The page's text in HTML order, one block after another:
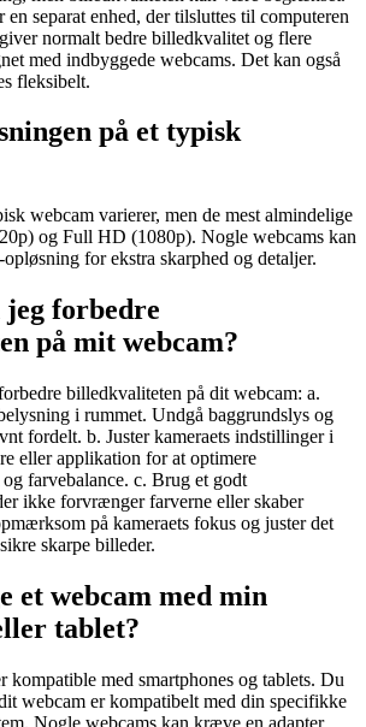
en separat enhed, der tilsluttes til computeren
normalt bedre billedkvalitet og flere
med indbyggede webcams. Det kan også
fleksibelt.
på et typisk
webcam varierer, men de mest almindelige
og Full HD (1080p). Nogle webcams kan
for ekstra skarphed og detaljer.
forbedre
på mit webcam?
billedkvaliteten på dit webcam: a.
i rummet. Undgå baggrundslys og
fordelt. b. Juster kameraets indstillinger i
eller applikation for at optimere
farvebalance. c. Brug et godt
ikke forvrænger farverne eller skaber
på kameraets fokus og juster det
skarpe billeder.
et webcam med min
tablet?
kompatible med smartphones og tablets. Du
webcam er kompatibelt med din specifikke
Nogle webcams kan kræve en adapter